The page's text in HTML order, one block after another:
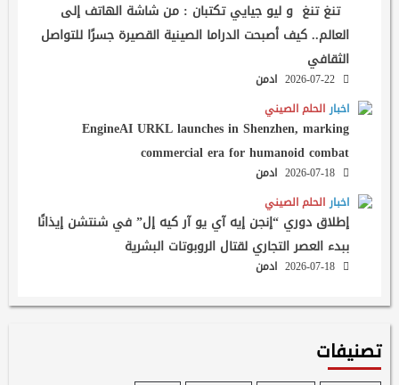
تنغ تنغ و ليو جيايي تكتبان : من شاشة الهاتف إلى
العالم.. كيف أصبحت الدراما الصينية القصيرة جسرًا للتواصل
الثقافي
ادمن
اخبار الحلم الصيني
EngineAI URKL launches in Shenzhen, marking
commercial era for humanoid combat
ادمن
اخبار الحلم الصيني
إطلاق دوري “إنجن إيه آي يو آر كيه إل” في شنتشن إيذانًا
ببدء العصر التجاري لقتال الروبوتات البشرية
ادمن
تصنيفات